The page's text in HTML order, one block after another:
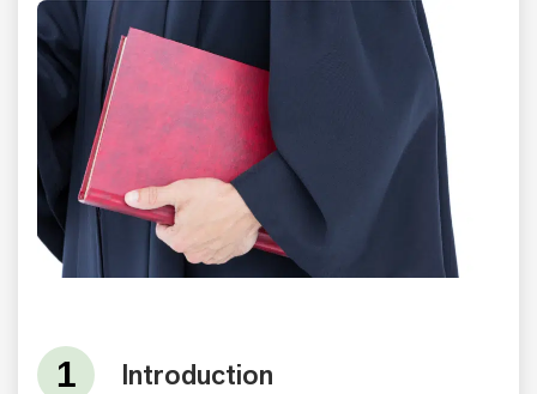
Introduction